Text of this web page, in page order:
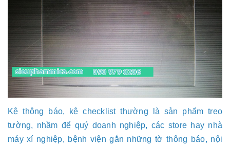
Kệ thông báo, kệ checklist thường là sản phẩm treo
tường, nhầm để quý doanh nghiệp, các store hay nhà
máy xí nghiệp, bệnh viện gắn những tờ thông báo, nội